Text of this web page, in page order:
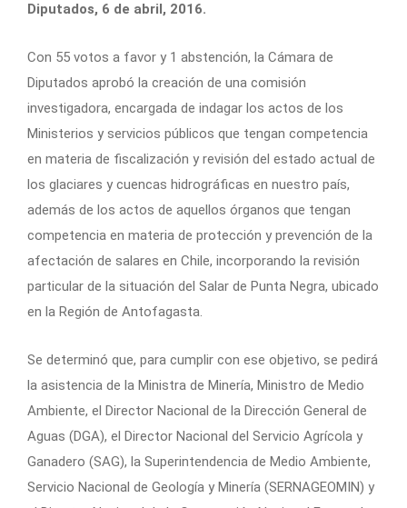
Diputados, 6 de abril, 2016.
Con 55 votos a favor y 1 abstención, la Cámara de
Diputados aprobó la creación de una comisión
investigadora, encargada de indagar los actos de los
Ministerios y servicios públicos que tengan competencia
en materia de fiscalización y revisión del estado actual de
los glaciares y cuencas hidrográficas en nuestro país,
además de los actos de aquellos órganos que tengan
competencia en materia de protección y prevención de la
afectación de salares en Chile, incorporando la revisión
particular de la situación del Salar de Punta Negra, ubicado
en la Región de Antofagasta.
Se determinó que, para cumplir con ese objetivo, se pedirá
la asistencia de la Ministra de Minería, Ministro de Medio
Ambiente, el Director Nacional de la Dirección General de
Aguas (DGA), el Director Nacional del Servicio Agrícola y
Ganadero (SAG), la Superintendencia de Medio Ambiente,
Servicio Nacional de Geología y Minería (SERNAGEOMIN) y